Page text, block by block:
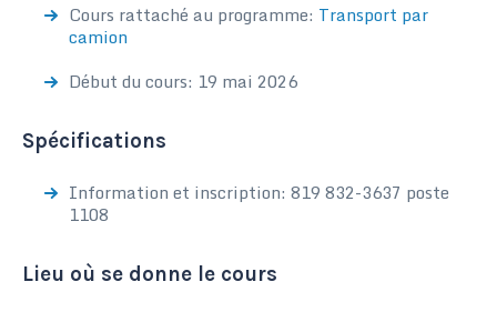
Cours rattaché au programme: Transport par
camion
Début du cours: 19 mai 2026
Spécifications
Information et inscription: 819 832-3637 poste
1108
Lieu où se donne le cours